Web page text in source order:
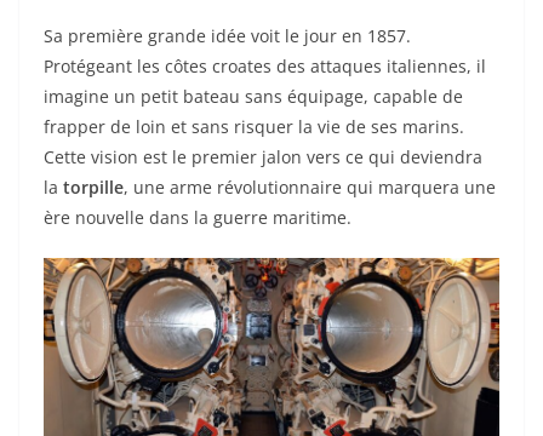
Sa première grande idée voit le jour en 1857.
Protégeant les côtes croates des attaques italiennes, il
imagine un petit bateau sans équipage, capable de
frapper de loin et sans risquer la vie de ses marins.
Cette vision est le premier jalon vers ce qui deviendra
la torpille, une arme révolutionnaire qui marquera une
ère nouvelle dans la guerre maritime.